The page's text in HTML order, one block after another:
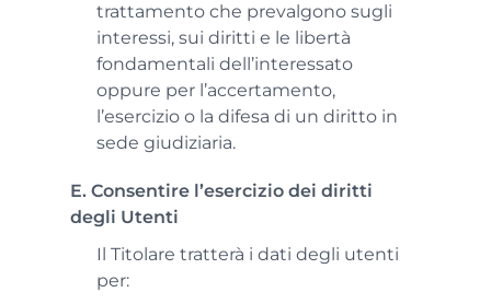
trattamento che prevalgono sugli
interessi, sui diritti e le libertà
fondamentali dell’interessato
oppure per l’accertamento,
l’esercizio o la difesa di un diritto in
sede giudiziaria.
E. Consentire l’esercizio dei diritti
degli Utenti
Il Titolare tratterà i dati degli utenti
per: